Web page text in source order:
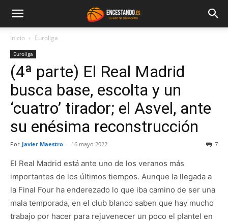
Inicio Euroliga
Euroliga
(4ª parte) El Real Madrid
busca base, escolta y un
‘cuatro’ tirador; el Asvel, ante
su enésima reconstrucción
Por Javier Maestro - 16 mayo 2022 7
El Real Madrid está ante uno de los veranos más
importantes de los últimos tiempos. Aunque la llegada a
la Final Four ha enderezado lo que iba camino de ser una
mala temporada, en el club blanco saben que hay mucho
trabajo por hacer para rejuvenecer un poco el plantel en